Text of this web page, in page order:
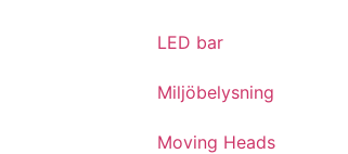
LED bar
Miljöbelysning
Moving Heads